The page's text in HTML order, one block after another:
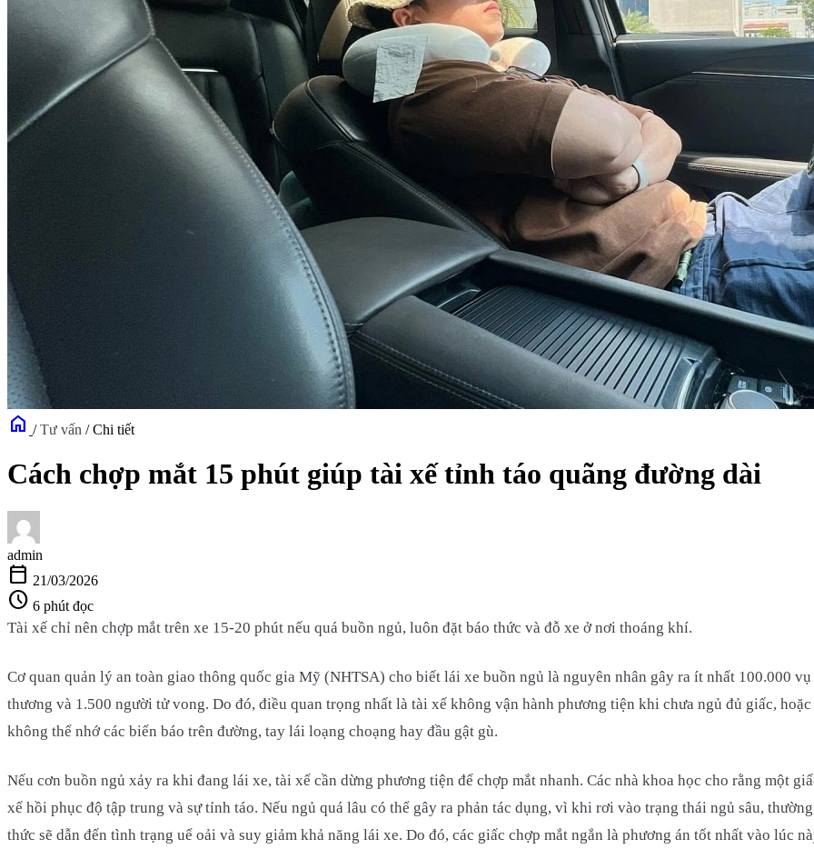
home / Tư vấn / Chi tiết
Cách chợp mắt 15 phút giúp tài xế tỉnh táo quãng đường dài
admin
calendar_today 21/03/2026
schedule 6 phút đọc
Tài xế chỉ nên chợp mắt trên xe 15-20 phút nếu quá buồn ngủ, luôn đặt báo thức và đỗ xe ở nơi thoáng khí.
Cơ quan quản lý an toàn giao thông quốc gia Mỹ (NHTSA) cho biết lái xe buồn ngủ là nguyên nhân gây ra ít nhất 100.000
thương và 1.500 người tử vong. Do đó, điều quan trọng nhất là tài xế không vận hành phương tiện khi chưa ngủ đủ giấc,
không thể nhớ các biển báo trên đường, tay lái loạng choạng hay đầu gật gù.
Nếu cơn buồn ngủ xảy ra khi đang lái xe, tài xế cần dừng phương tiện để chợp mắt nhanh. Các nhà khoa học cho rằng một
xế hồi phục độ tập trung và sự tỉnh táo. Nếu ngủ quá lâu có thể gây ra phản tác dụng, vì khi rơi vào trạng thái ngủ sâu,
thức sẽ dẫn đến tình trạng uể oải và suy giảm khả năng lái xe. Do đó, các giấc chợp mắt ngắn là phương án tốt nhất vào lúc